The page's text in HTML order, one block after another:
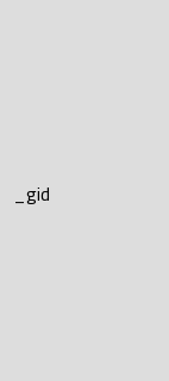
_gid